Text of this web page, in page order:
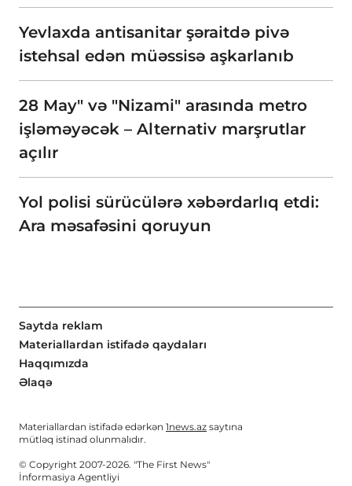
Yevlaxda antisanitar şəraitdə pivə
istehsal edən müəssisə aşkarlanıb
28 May" və "Nizami" arasında metro
işləməyəcək – Alternativ marşrutlar
açılır
Yol polisi sürücülərə xəbərdarlıq etdi:
Ara məsafəsini qoruyun
Saytda reklam
Materiallardan istifadə qaydaları
Haqqımızda
Əlaqə
Materiallardan istifadə edərkən 1news.az saytına
mütləq istinad olunmalıdır.
© Copyright 2007-2026. "The First News"
İnformasiya Agentliyi